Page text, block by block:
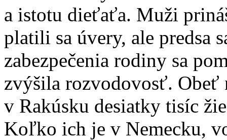
a istotu dieťaťa. Muži
platili sa úvery, ale predsa
zabezpečenia rodiny sa
zvýšila rozvodovosť. Obeť
v Rakúsku desiatky tisíc
Koľko ich je v Nemecku,